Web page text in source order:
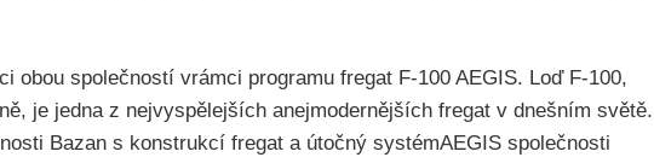
obou společností vrámci programu fregat F-100 AEGIS. Loď F-100,
je jedna z nejvyspělejších anejmodernějších fregat v dnešním světě.
Bazan s konstrukcí fregat a útočný systémAEGIS společnosti